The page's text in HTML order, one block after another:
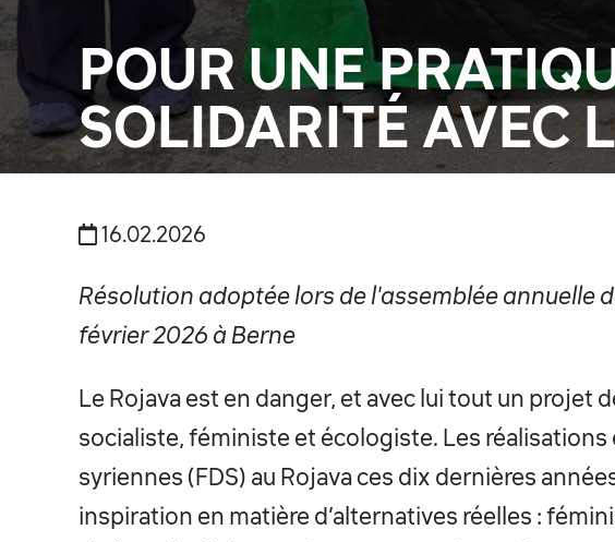
POUR UNE
SOLIDARITÉ AVEC
16.02.2026
Résolution adoptée lors de l'assemblée annuelle
février 2026 à Berne
Le Rojava est en danger, et avec lui tout un projet
socialiste, féministe et écologiste. Les
syriennes (FDS) au Rojava ces dix dernières
inspiration en matière d’alternatives réelles :